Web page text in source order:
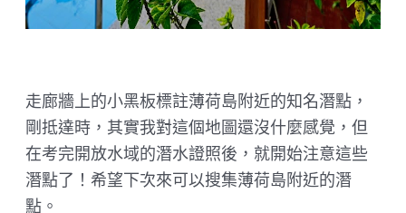
走廊牆上的小黑板標註薄荷島附近的知名潛點，
剛抵達時，其實我對這個地圖還沒什麼感覺，但
在考完開放水域的潛水證照後，就開始注意這些
潛點了！希望下次來可以搜集薄荷島附近的潛
點。